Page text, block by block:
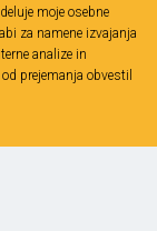
moje osebne
za namene izvajanja
analize in
prejemanja obvestil